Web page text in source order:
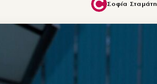
Σοφία Σταμάτη